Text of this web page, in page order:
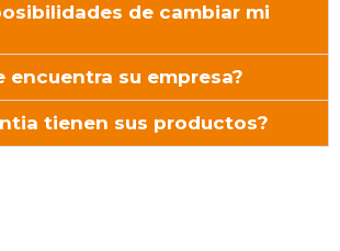
de cambiar mi
encuentra su empresa?
tienen sus productos?